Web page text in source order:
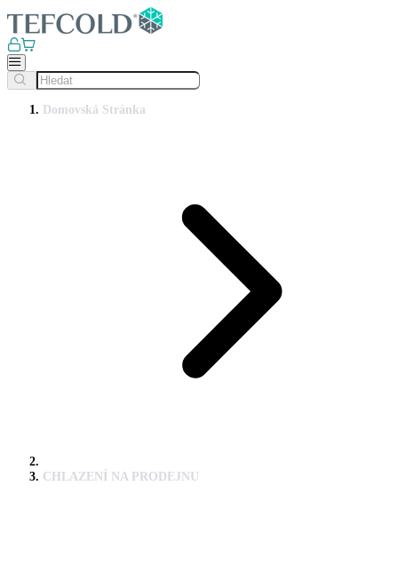
Domovská Stránka
CHLAZENÍ NA PRODEJNU